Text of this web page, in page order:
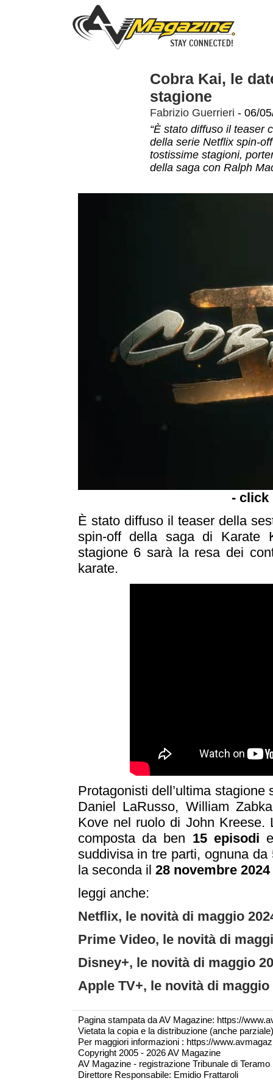
Cobra Kai, le
stagione
Fabrizio Guerrieri - 06/
“È stato diffuso il teaser
della serie Netflix spin-
tostissime stagioni,
della saga con Ralph
- click
È stato diffuso il teaser della
spin-off della saga di Karate
stagione 6 sarà la resa dei
karate.
Protagonisti dell’ultima
Daniel LaRusso, William
Kove nel ruolo di John
composta da ben 15 episodi
suddivisa in tre parti, ognuna
la seconda il 28 novembre 2024
leggi anche:
Netflix, le novità di maggio
Prime Video, le novità di
Disney+, le novità di maggio
Apple TV+, le novità di maggio
Pagina stampata da AV Magazine: https://
Vietata la copia e la distribuzione (anche
Per maggiori informazioni : https://
Copyright 2005 - 2026 AV Magazine
AV Magazine - registrazione Tribunale di
Direttore Responsabile: Emidio Frattaroli